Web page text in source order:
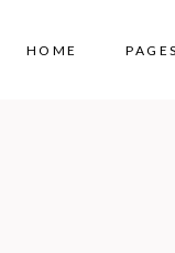
HOME PAGES